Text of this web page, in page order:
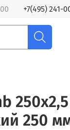
+7(495) 241-
250